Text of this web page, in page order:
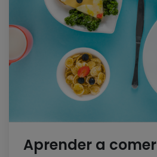
Aprender a comer